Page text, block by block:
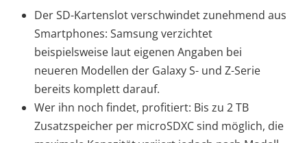
Der SD-Kartenslot verschwindet zunehmend aus
Smartphones: Samsung verzichtet
beispielsweise laut eigenen Angaben bei
neueren Modellen der Galaxy S- und Z-Serie
bereits komplett darauf.
Wer ihn noch findet, profitiert: Bis zu 2 TB
Zusatzspeicher per microSDXC sind möglich, die